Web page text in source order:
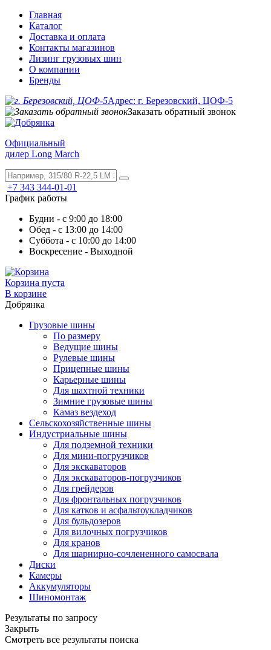
Главная
Каталог
Доставка и оплата
Контакты магазинов
Лизинг грузовых шин
О компании
Бренды
Адрес: г. Березовский, ЦОФ-5
Заказать обратный звонок
Официальный
дилер Long March
+7 343 344-01-01
График работы
Будни - с 9:00 до 18:00
Обед - с 13:00 до 14:00
Суббота - с 10:00 до 14:00
Воскресение - Выходной
Корзина пуста
В корзине
Добрянка
Грузовые шины
По размеру
Ведущие шины
Рулевые шины
Прицепные шины
Карьерные шины
Для шахтной техники
Зимние грузовые шины
Камаз вездеход
Сельскохозяйственные шины
Индустриальные шины
Для подземной техники
Для мини-погрузчиков
Для экскаваторов
Для экскаваторов-погрузчиков
Для грейдеров
Для фронтальных погрузчиков
Для катков и асфальтоукладчиков
Для бульдозеров
Для вилочных погрузчиков
Для кранов
Для шарнирно-сочлененного самосвала
Диски
Камеры
Аккумуляторы
Шиномонтаж
Результаты по запросу
Закрыть
Смотреть все результаты поиска